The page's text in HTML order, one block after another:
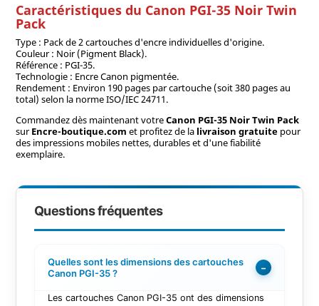
Caractéristiques du Canon PGI-35 Noir Twin
Pack
Type : Pack de 2 cartouches d'encre individuelles d'origine.
Couleur : Noir (Pigment Black).
Référence : PGI-35.
Technologie : Encre Canon pigmentée.
Rendement : Environ 190 pages par cartouche (soit 380 pages au
total) selon la norme ISO/IEC 24711.
Commandez dès maintenant votreCanon PGI-35 Noir Twin Pack
surEncre-boutique.com et profitez de la livraison gratuitepour
des impressions mobiles nettes, durables et d'une fiabilité
exemplaire.
Questions fréquentes
Quelles sont les dimensions des cartouches
Canon PGI-35 ?
−
Les cartouches Canon PGI-35 ont des dimensions